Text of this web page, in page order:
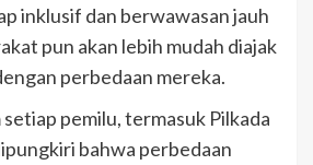
inklusif dan berwawasan jauh
pun akan lebih mudah diajak
perbedaan mereka.
setiap pemilu, termasuk Pilkada
bahwa perbedaan